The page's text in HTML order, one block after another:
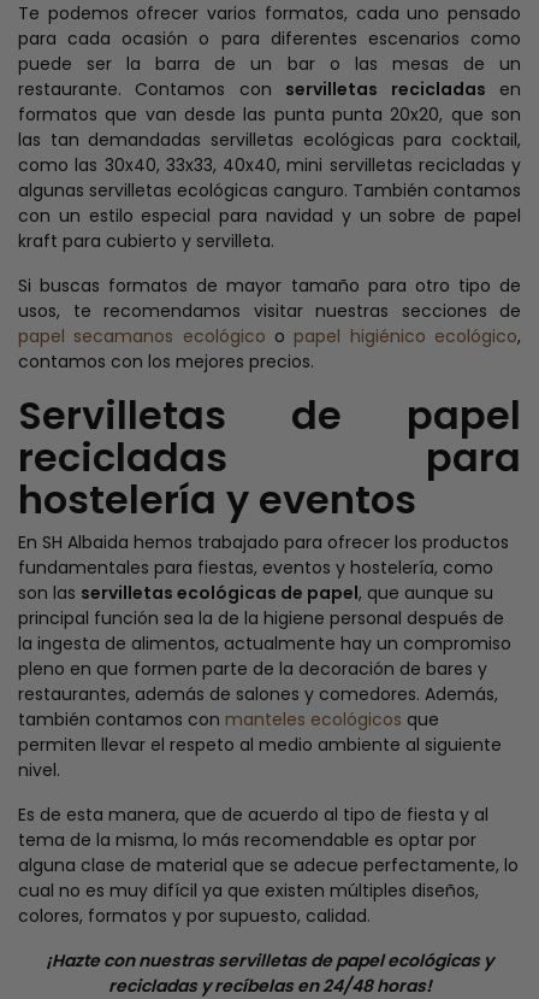
Te podemos ofrecer varios formatos, cada uno pensado
para cada ocasión o para diferentes escenarios como
puede ser la barra de un bar o las mesas de un
restaurante. Contamos con servilletas recicladas en
formatos que van desde las punta punta 20x20, que son
las tan demandadas servilletas ecológicas para cocktail,
como las 30x40, 33x33, 40x40, mini servilletas recicladas y
algunas servilletas ecológicas canguro. También contamos
con un estilo especial para navidad y un sobre de papel
kraft para cubierto y servilleta.
Si buscas formatos de mayor tamaño para otro tipo de
usos, te recomendamos visitar nuestras secciones de
papel secamanos ecológico o papel higiénico ecológico,
contamos con los mejores precios.
Servilletas de papel
recicladas para
hostelería y eventos
En SH Albaida hemos trabajado para ofrecer los productos
fundamentales para fiestas, eventos y hostelería, como
son las servilletas ecológicas de papel, que aunque su
principal función sea la de la higiene personal después de
la ingesta de alimentos, actualmente hay un compromiso
pleno en que formen parte de la decoración de bares y
restaurantes, además de salones y comedores. Además,
también contamos con manteles ecológicos que
permiten llevar el respeto al medio ambiente al siguiente
nivel.
Es de esta manera, que de acuerdo al tipo de fiesta y al
tema de la misma, lo más recomendable es optar por
alguna clase de material que se adecue perfectamente, lo
cual no es muy difícil ya que existen múltiples diseños,
colores, formatos y por supuesto, calidad.
¡Hazte con nuestras servilletas de papel ecológicas y
recicladas y recíbelas en 24/48 horas!